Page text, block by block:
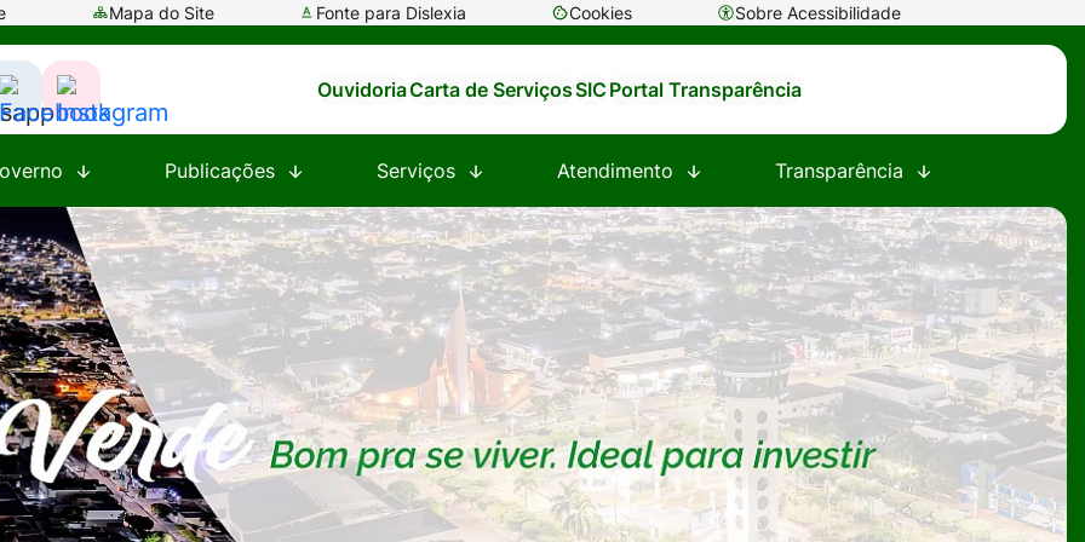
Mapa do Site Fonte para Dislexia Cookies
Abrir
de
cookies
Sobre Acessibilidade
Acessar
a
Rede
Social
Facebook
Acessar
a
Rede
Social
Instagram
OuvidoriaCarta de ServiçosSIC Portal Transparência
Publicações Serviços Atendimento Transparência